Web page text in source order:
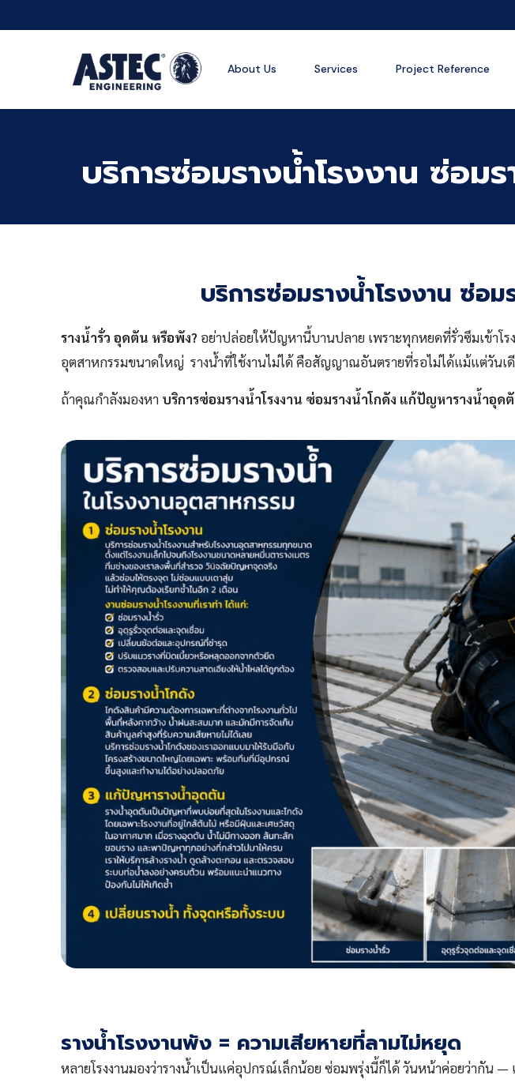
About Us Services Project Reference
บริการซ่อมรางน้ำโรงงาน ซ่อม
บริการซ่อมรางน้ำโรงงาน ซ่อ
รางน้ำรั่ว อุดตัน หรือพัง? อย่าปล่อยให้ปัญหานี้บานปลาย เพราะทุกหยดที่รั่วซึมเข้าโร
อุตสาหกรรมขนาดใหญ่ รางน้ำที่ใช้งานไม่ได้ คือสัญญาณอันตรายที่รอไม่ได้แม้แต่วันเ
ถ้าคุณกำลังมองหา บริการซ่อมรางน้ำโรงงาน ซ่อมรางน้ำโกดัง แก้ปัญหารางน้ำอุ
รางน้ำโรงงานพัง = ความเสียหายที่ลามไม่หยุด
หลายโรงงานมองว่ารางน้ำเป็นแค่อุปกรณ์เล็กน้อย ซ่อมพรุ่งนี้ก็ได้ วันหน้าค่อยว่ากัน —